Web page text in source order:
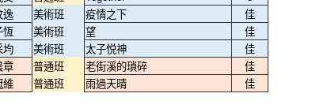
逸 美術班 疫情之下
佳
恆 美術班 望
佳
均 美術班 太子悦神
佳
章 普通班 老街溪的瑣碎
佳
維 普通班 雨過天晴 佳